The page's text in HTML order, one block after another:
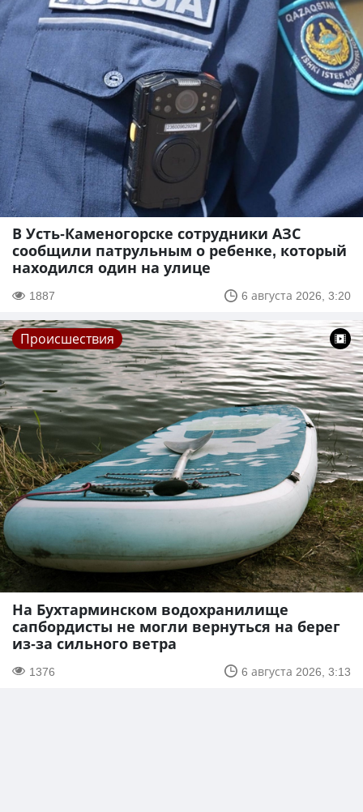
В Усть-Каменогорске сотрудники АЗС
сообщили патрульным о ребенке, который
находился один на улице
1887 6 августа 2026, 3:20
Происшествия
На Бухтарминском водохранилище
сапбордисты не могли вернуться на берег
из-за сильного ветра
1376 6 августа 2026, 3:13